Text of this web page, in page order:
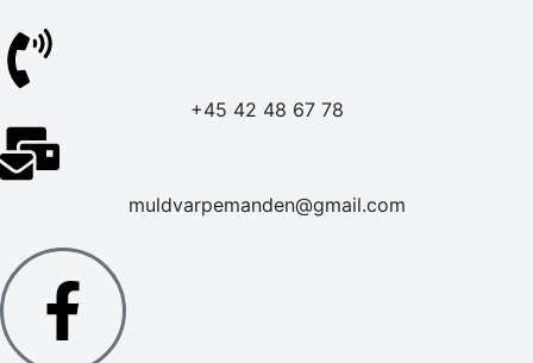
+45 42 48 67 78
muldvarpemanden@gmail.com